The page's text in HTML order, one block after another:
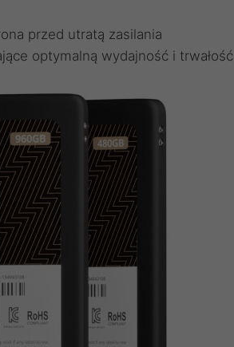
przed utratą zasilania
optymalną wydajność i trwałość